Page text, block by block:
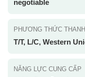
negotiable
PHƯƠNG THỨC
T/T, L/C, Western
NĂNG LỰC CUNG CẤP